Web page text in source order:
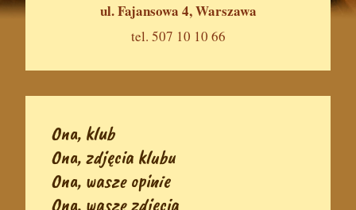
ul. Fajansowa 4, Warszawa
tel. 507 10 10 66
Ona, klub
Ona, zdjęcia klubu
Ona, wasze opinie
Ona, wasze zdjęcia